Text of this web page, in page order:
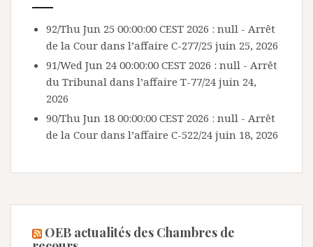
92/Thu Jun 25 00:00:00 CEST 2026 : null - Arrêt
de la Cour dans l’affaire C-277/25 juin 25, 2026
91/Wed Jun 24 00:00:00 CEST 2026 : null - Arrêt
du Tribunal dans l’affaire T-77/24 juin 24,
2026
90/Thu Jun 18 00:00:00 CEST 2026 : null - Arrêt
de la Cour dans l’affaire C-522/24 juin 18, 2026
OEB actualités des Chambres de